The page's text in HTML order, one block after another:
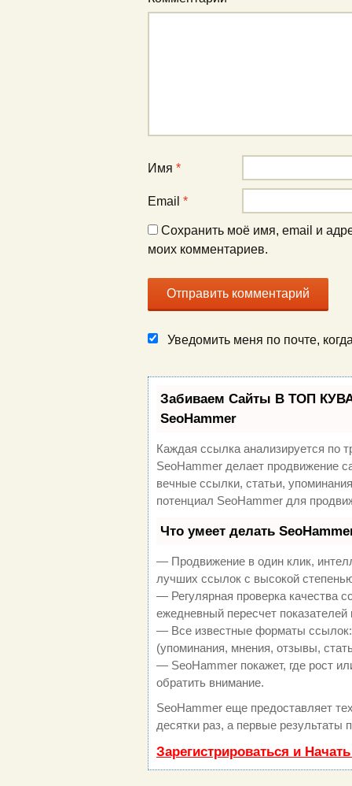
Имя *
Email *
Сохранить моё имя, email и
моих комментариев.
Уведомить меня по почте,
Забиваем Сайты В ТОП
SeoHammer
Каждая ссылка анализируется по
SeoHammer делает продвижение
вечные ссылки, статьи,
потенциал SeoHammer для
Что умеет делать
— Продвижение в один клик,
лучших ссылок с высокой
— Регулярная проверка качества
ежедневный пересчет показателей
— Все известные форматы
(упоминания, мнения, отзывы,
— SeoHammer покажет, где рост
обратить внимание.
SeoHammer еще предоставляет
десятки раз, а первые результаты
Зарегистрироваться и